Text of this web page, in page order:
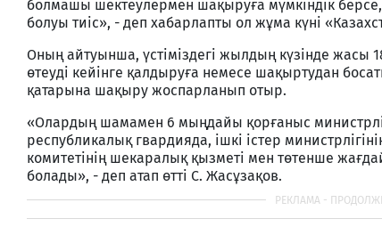
болмашы шектеулермен шақыруға мүмкіндік
болуы тиіс», - деп хабарлапты ол жұма күні
Оның айтуынша, үстіміздегі жылдың күзінде жасы
өтеуді кейінге қалдыруға немесе шақыртудан
қатарына шақыру жоспарланып отыр.
«Олардың шамамен 6 мыңдайы қорғаныс
республикалық гвардияда, ішкі істер
комитетінің шекаралық қызметі мен төтенше
болады», - деп атап өтті С. Жасұзақов.